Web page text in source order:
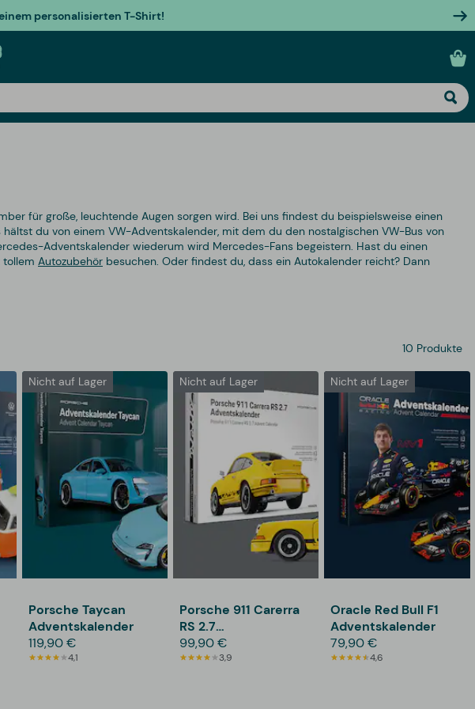
personalisierten T-Shirt!
für große, leuchtende Augen sorgen wird. Bei uns findest du beispielsweise einen
du von einem VW-Adventskalender, mit dem du den nostalgischen VW-Bus von
Adventskalender wiederum wird Mercedes-Fans begeistern. Hast du einen
tollem Autozubehör besuchen. Oder findest du, dass ein Autokalender reicht? Dann
10 Produkte
Nicht auf Lager
Porsche Taycan
Adventskalender
119,90 €
4,1
Nicht auf Lager
Porsche 911 Carerra
RS 2.7
Adventskalender
99,90 €
3,9
Nicht auf Lager
Oracle Red Bull F1
Adventskalender
79,90 €
4,6